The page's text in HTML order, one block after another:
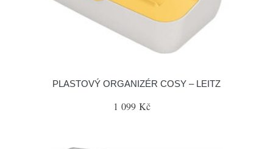
PLASTOVÝ ORGANIZÉR COSY – LEITZ
1 099 Kč